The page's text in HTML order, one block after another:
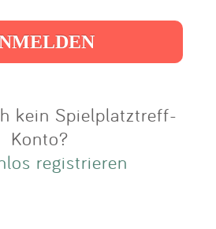
kein Spielplatztreff-
Konto?
registrieren